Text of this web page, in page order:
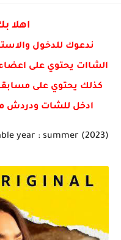
اهلا
ندعوك للدخول
الشاات يحتوي على
كذلك يحتوي على
ادخل للشات ودردش
(2023) An unforgettable year : summer فيلم